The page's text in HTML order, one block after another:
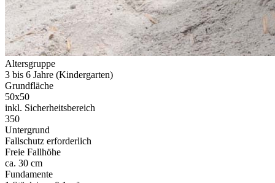
Altersgruppe
3 bis 6 Jahre (Kindergarten)
Grundfläche
50x50
inkl. Sicherheitsbereich
350
Untergrund
Fallschutz erforderlich
Freie Fallhöhe
ca. 30 cm
Fundamente